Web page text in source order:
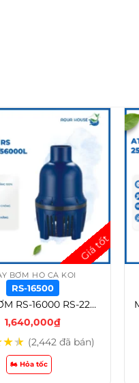
BƠM HỒ CÁ KOI
RS-16500
MÁY BƠM RS-16000 RS-22500L | RS-25000L | RS-36000L | RS-40000L | RS-46000L | RS-56000L TẠT ĐỨNG CẤP NƯỚC CHO BỘ LỌC AO HỒ CÁ – RS-16500
1,640,000₫
★★ (2,442 đã bán)
🏍️ Hỏa tốc